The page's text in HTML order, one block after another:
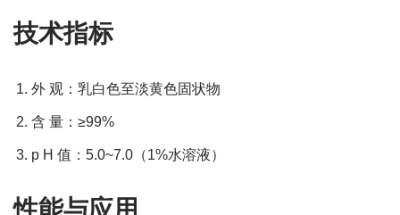
技术指标
外 观：乳白色至淡黄色固状物
含 量：≥99%
p H 值：5.0~7.0（1%水溶液）
性能与应用